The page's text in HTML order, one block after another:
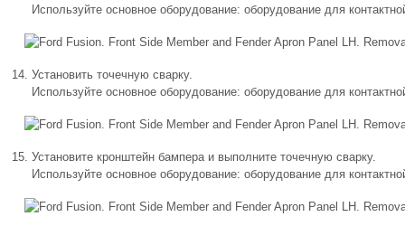
Используйте основное оборудование: оборудование для
Установить точечную сварку.
Используйте основное оборудование: оборудование для
Установите кронштейн бампера и выполните точечную сварку.
Используйте основное оборудование: оборудование для